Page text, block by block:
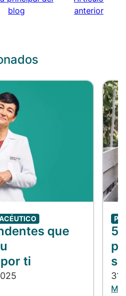
blog
anterior
que
ti
5
31